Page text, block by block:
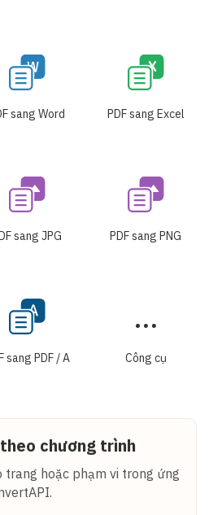
sang Word PDF sang Excel
sang JPG PDF sang PNG
sang PDF / A Công cụ
chương trình
trang hoặc phạm vi trong ứng